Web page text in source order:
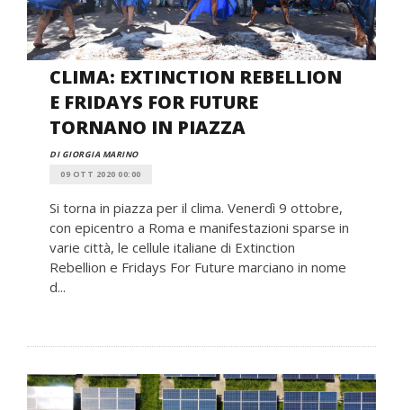
CLIMA: EXTINCTION REBELLION
E FRIDAYS FOR FUTURE
TORNANO IN PIAZZA
DI GIORGIA MARINO
09 OTT 2020 00:00
Si torna in piazza per il clima. Venerdì 9 ottobre,
con epicentro a Roma e manifestazioni sparse in
varie città, le cellule italiane di Extinction
Rebellion e Fridays For Future marciano in nome
d...